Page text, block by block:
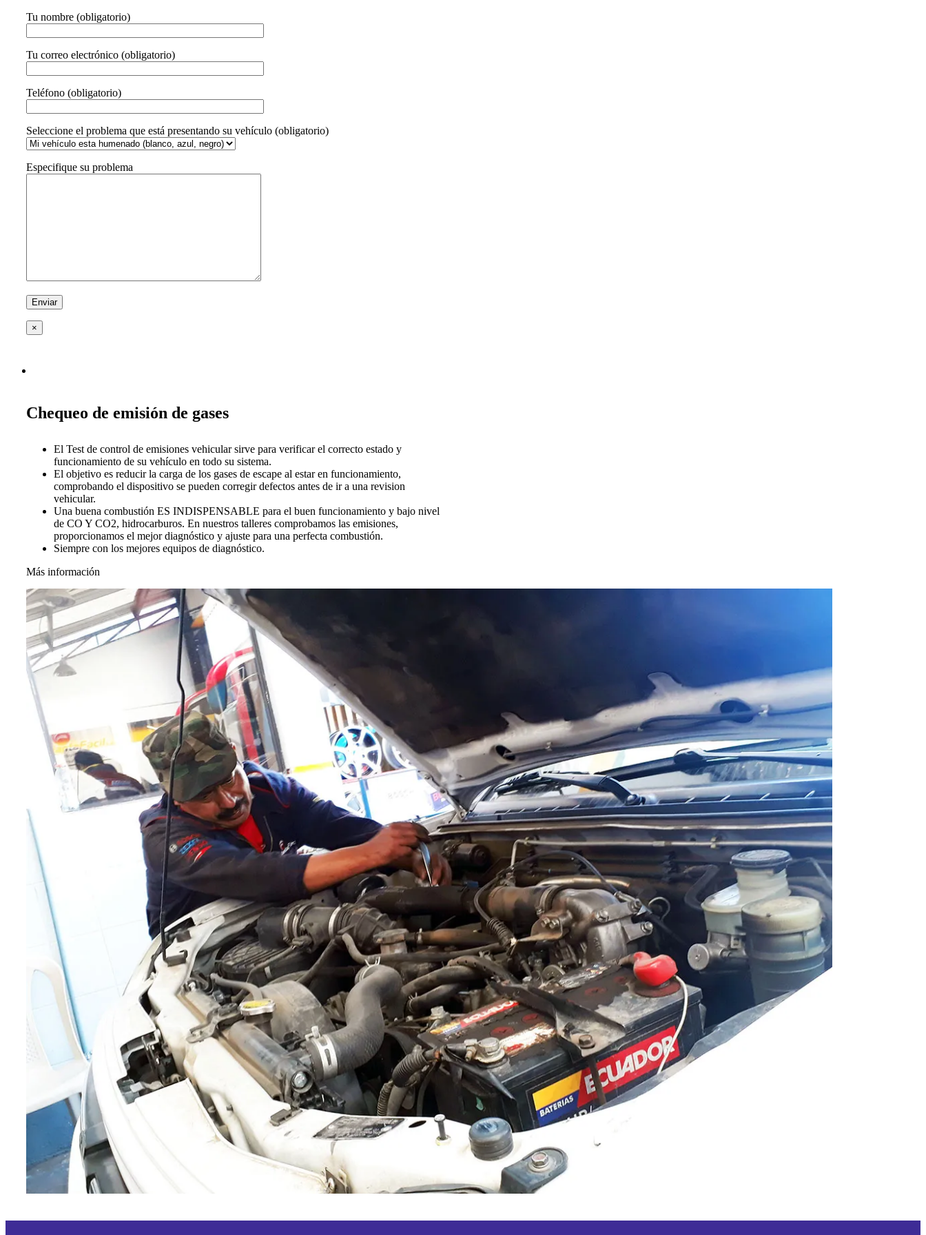
Tu nombre (obligatorio)
Tu correo electrónico (obligatorio)
Teléfono (obligatorio)
Seleccione el problema que está presentando su vehículo (obligatorio)
Especifique su problema
×
Chequeo de emisión de gases
El Test de control de emisiones vehicular sirve para verificar el correcto estado y
funcionamiento de su vehículo en todo su sistema.
El objetivo es reducir la carga de los gases de escape al estar en funcionamiento,
comprobando el dispositivo se pueden corregir defectos antes de ir a una revision
vehicular.
Una buena combustión ES INDISPENSABLE para el buen funcionamiento y bajo nivel
de CO Y CO2, hidrocarburos. En nuestros talleres comprobamos las emisiones,
proporcionamos el mejor diagnóstico y ajuste para una perfecta combustión.
Siempre con los mejores equipos de diagnóstico.
Más información